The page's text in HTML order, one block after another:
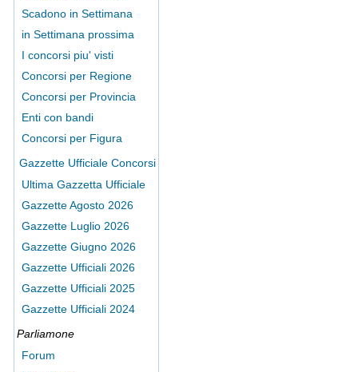
Scadono in Settimana
in Settimana prossima
I concorsi piu' visti
Concorsi per Regione
Concorsi per Provincia
Enti con bandi
Concorsi per Figura
Gazzette Ufficiale Concorsi
Ultima Gazzetta Ufficiale
Gazzette Agosto 2026
Gazzette Luglio 2026
Gazzette Giugno 2026
Gazzette Ufficiali 2026
Gazzette Ufficiali 2025
Gazzette Ufficiali 2024
Parliamone
Forum